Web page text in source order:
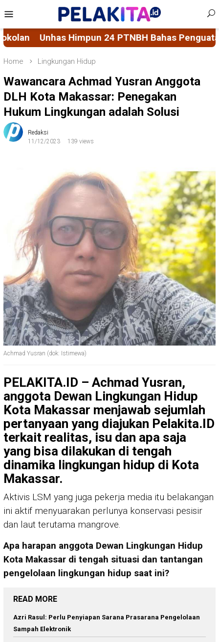
to
contentMenu
Bahas Penguatan Sistem Penjaminan Mutu
Home Lingkungan Hidup
Wawancara Achmad Yusran Anggota
DLH Kota Makassar: Penegakan
Hukum Lingkungan adalah Solusi
Redaksi
11/12/2023
139 views
Achmad Yusran (dok: Istimewa)
PELAKITA.ID – Achmad Yusran,
anggota Dewan Lingkungan Hidup
Kota Makassar menjawab sejumlah
pertanyaan yang diajukan Pelakita.ID
terkait realitas, isu dan apa saja
yang bisa dilakukan di tengah
dinamika lingkungan hidup di Kota
Makassar.
Aktivis LSM yang juga pekerja media itu belakangan
ini aktif menyuarakan perlunya konservasi pesisir
dan laut terutama mangrove.
Apa harapan anggota Dewan Lingkungan Hidup
Kota Makassar di tengah situasi dan tantangan
pengelolaan lingkungan hidup saat ini?
READ MORE
Azri Rasul: Perlu Penyiapan Sarana Prasarana Pengelolaan
Sampah Elektronik